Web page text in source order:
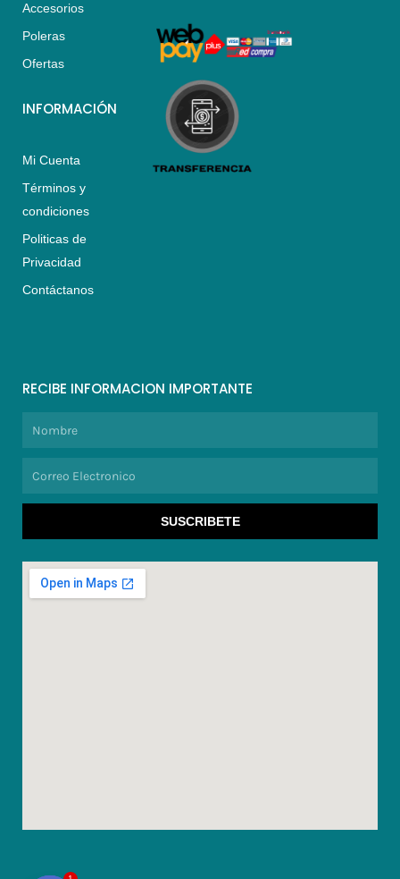
Accesorios
Poleras
Ofertas
INFORMACIÓN
Mi Cuenta
Términos y
condiciones
Politicas de
Privacidad
Contáctanos
p
a
m
k
RECIBE INFORMACION IMPORTANTE
SUSCRIBETE
1